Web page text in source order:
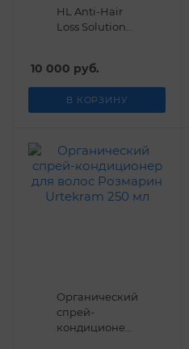
HL Anti-Hair
Loss Solution
10 000 руб.
В КОРЗИНУ
Органический
спрей-
кондиционер